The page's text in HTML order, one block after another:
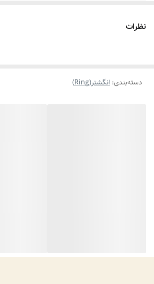
نظرات
دسته‌بندی: انگشتر(Ring)